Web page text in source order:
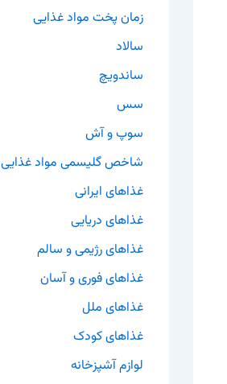
زمان پخت مواد غذایی
سالاد
ساندویچ
سس
سوپ و آش
شاخص گلیسمی مواد غذایی
غذاهای ایرانی
غذاهای دریایی
غذاهای رژیمی و سالم
غذاهای فوری و آسان
غذاهای ملل
غذاهای کودک
لوازم آشپزخانه